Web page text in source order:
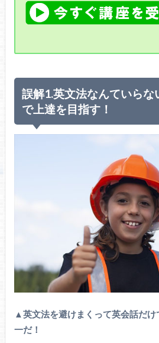
誤解1.英文法なんていらな
で上達を目指す！
▲英文法を避けまくって英会話だけ
一だ！